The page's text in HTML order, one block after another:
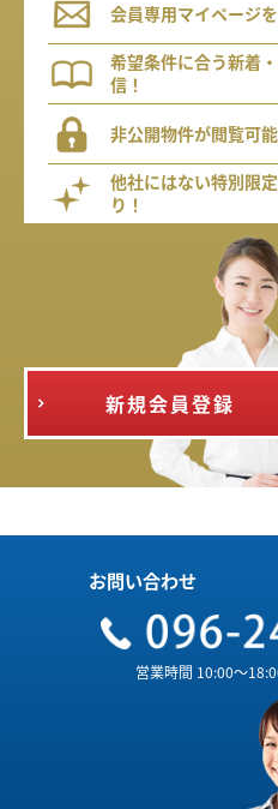
会員専用マイページを
希望条件に合う新着
信！
非公開物件が閲覧可能
他社にはない特別限
り！
新規会員登録
お問い合わせ
営業時間 10:00～